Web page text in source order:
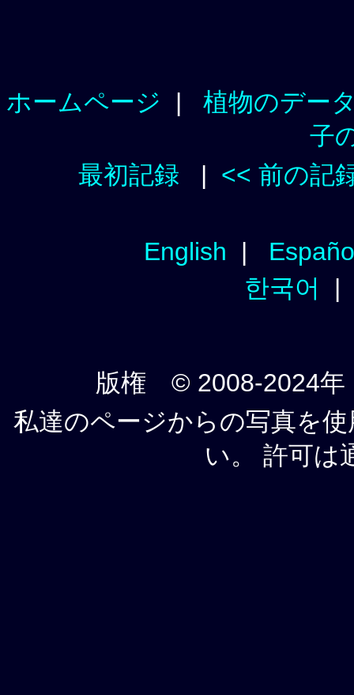
ホームページ | 植物のデー
子
最初記録 | << 前の記
English |
한국어
版権 © 2008-2024年
私達のページからの写真を
い。 許可は